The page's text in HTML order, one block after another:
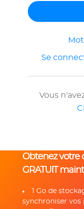
Obtenez votre
GRATUIT
1 Go de
synchroniser vos
Se
Vous